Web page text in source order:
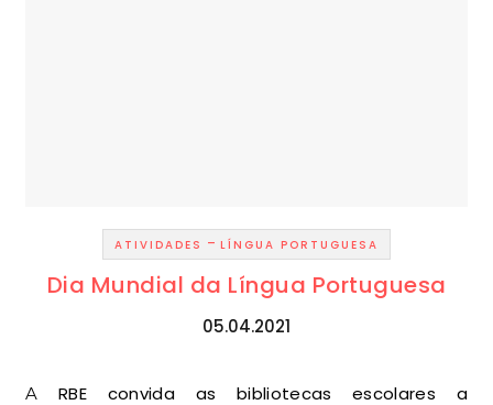
ATIVIDADES - LÍNGUA PORTUGUESA
Dia Mundial da Língua Portuguesa
05.04.2021
A RBE convida as bibliotecas escolares a